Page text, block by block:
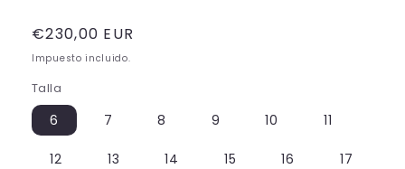
Precio
habitual
€230,00 EUR
Impuesto incluido.
Talla
6 7 8 9 10 11
12 13 14 15 16 17